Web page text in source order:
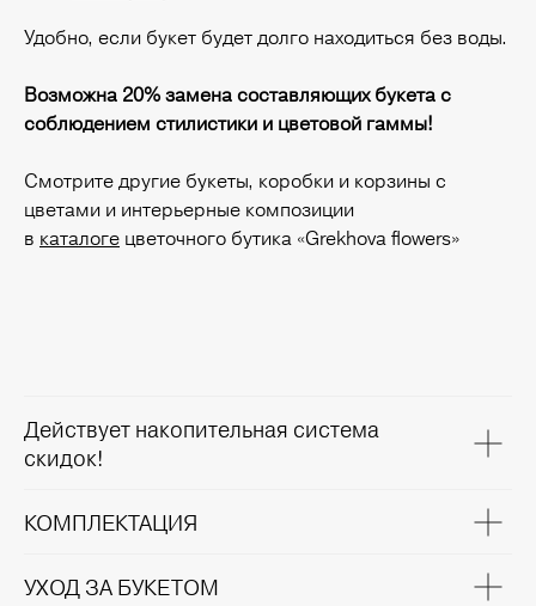
Удобно, если букет будет долго находиться без воды.
Возможна 20% замена составляющих букета с
соблюдением стилистики и цветовой гаммы!
Смотрите другие букеты, коробки и корзины с
цветами и интерьерные композиции
в каталоге цветочного бутика «Grekhova flowers»
Действует накопительная система
скидок!
КОМПЛЕКТАЦИЯ
УХОД ЗА БУКЕТОМ